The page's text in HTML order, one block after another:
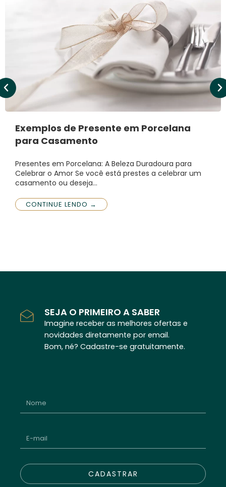
Exemplos de Presente em Porcelana
para Casamento
Presentes em Porcelana: A Beleza Duradoura para
Celebrar o Amor Se você está prestes a celebrar um
casamento ou deseja…
CONTINUE LENDO →
SEJA O PRIMEIRO A SABER
Imagine receber as melhores ofertas e
novidades diretamente por email.
Bom, né? Cadastre-se gratuitamente.
CADASTRAR